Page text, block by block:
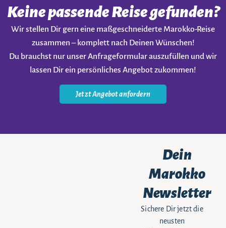
Keine passende Reise gefunden?
Wir stellen Dir gern eine maßgeschneiderte Marokko-Reise
zusammen – komplett nach Deinen Wünschen!
Du brauchst nur unser Anfrageformular auszufüllen und wir
lassen Dir ein persönliches Angebot zukommen!
Jetzt Angebot anfordern
Dein
Marokko
Newsletter
Sichere Dir jetzt die
neusten